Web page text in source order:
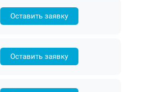
Оставить заявку
Оставить заявку